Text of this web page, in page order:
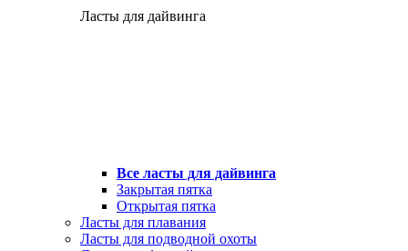
Ласты для дайвинга
Все ласты для дайвинга
Закрытая пятка
Открытая пятка
Ласты для плавания
Ласты для подводной охоты